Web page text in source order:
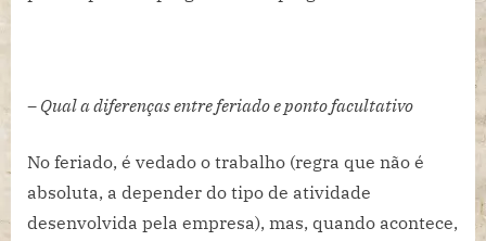
– Qual a diferenças entre feriado e ponto facultativo
No feriado, é vedado o trabalho (regra que não é
absoluta, a depender do tipo de atividade
desenvolvida pela empresa), mas, quando acontece,